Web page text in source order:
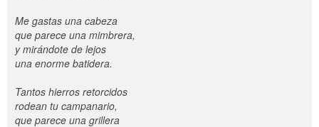
Me gastas una cabeza
que parece una mimbrera,
y mirándote de lejos
una enorme batidera.
Tantos hierros retorcidos
rodean tu campanario,
que parece una grillera